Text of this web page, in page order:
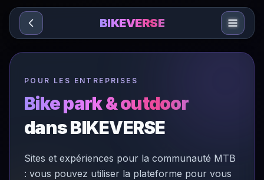
Sari la conținut
BIKEVERSE
POUR LES ENTREPRISES
Bike park & outdoor
dans BIKEVERSE
Sites et expériences pour la communauté MTB
: vous pouvez utiliser la plateforme pour vous